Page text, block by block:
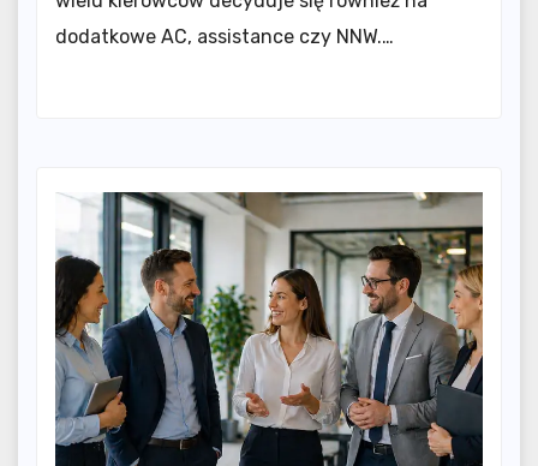
dodatkowe AC, assistance czy NNW.…